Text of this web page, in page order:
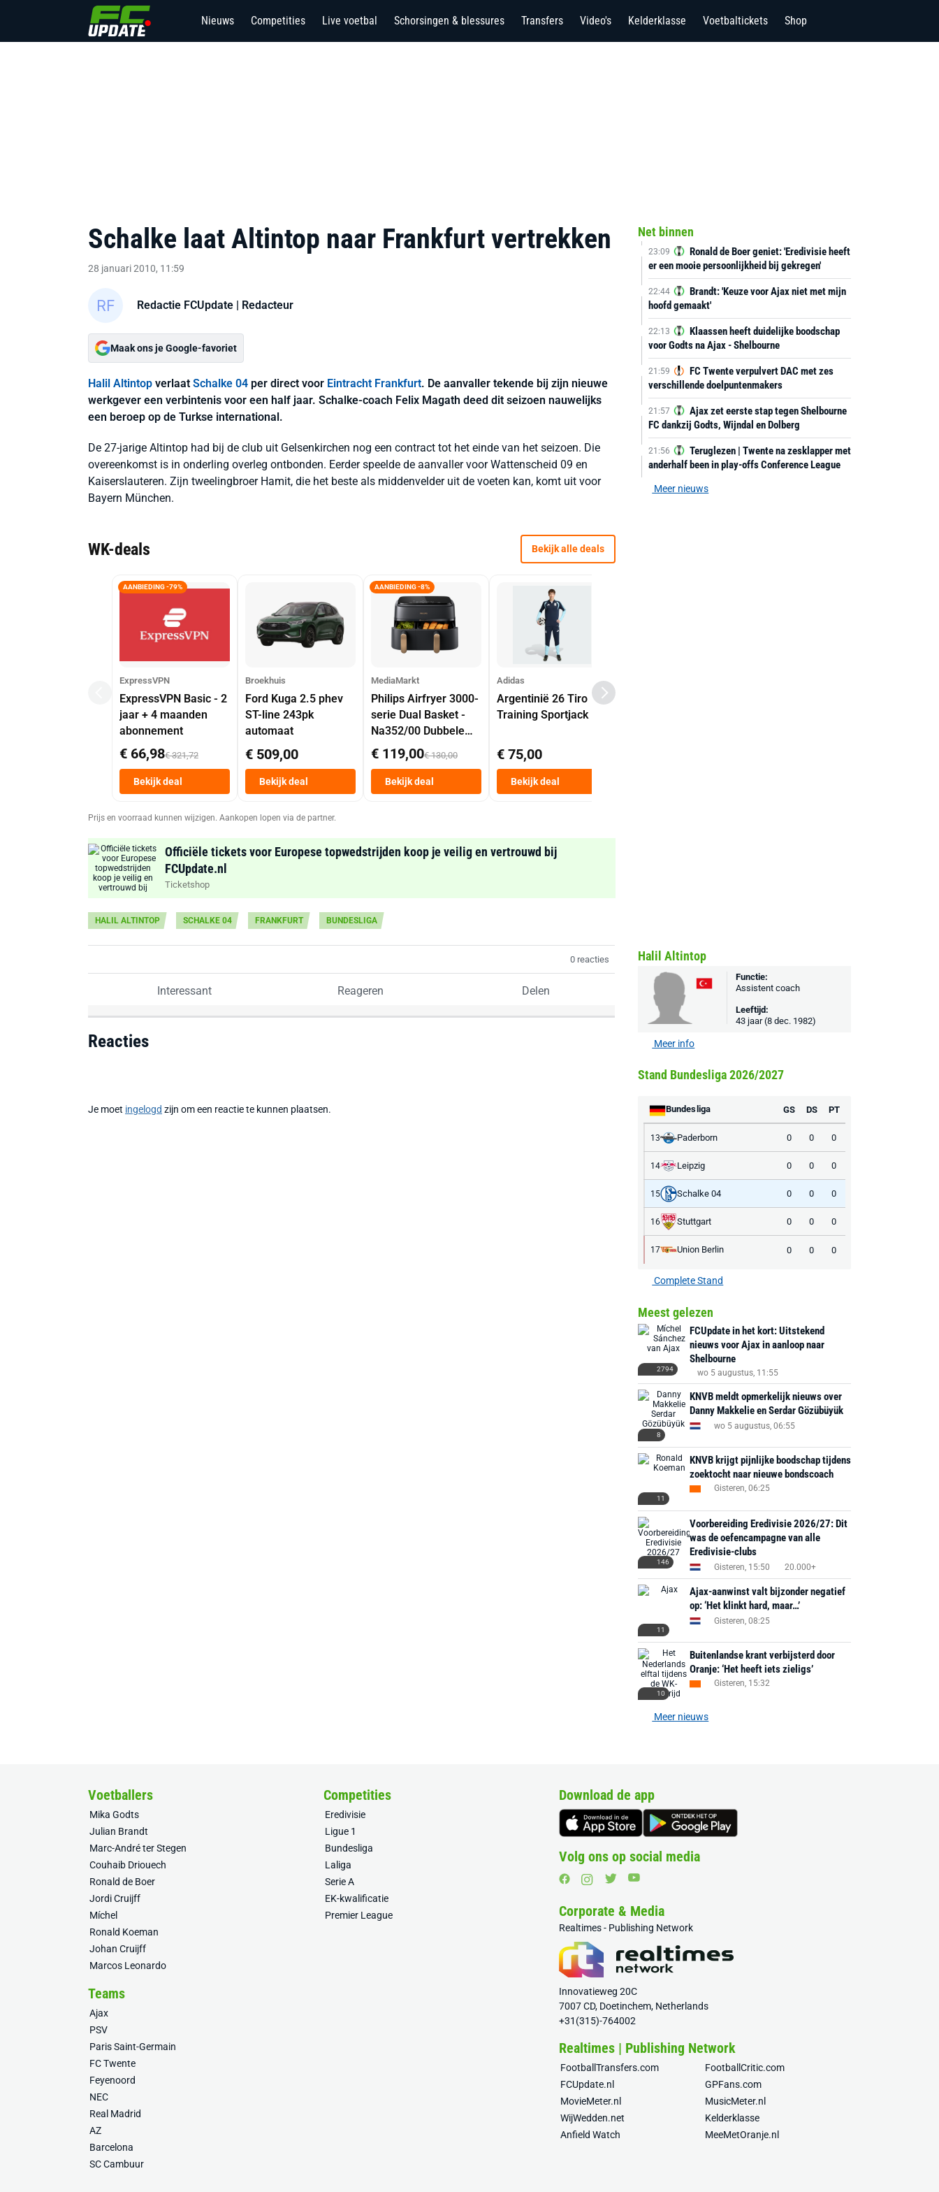
Nieuws Competities Live voetbal Schorsingen & blessures Transfers Video's Kelderklasse Voetbaltickets Shop
Schalke laat Altintop naar Frankfurt vertrekken
28 januari 2010, 11:59
Redactie FCUpdate | Redacteur
Maak ons je Google-favoriet
Halil Altintop verlaat Schalke 04 per direct voor Eintracht Frankfurt. De aanvaller tekende bij zijn nieuwe
werkgever een verbintenis voor een half jaar. Schalke-coach Felix Magath deed dit seizoen nauwelijks
een beroep op de Turkse international.
De 27-jarige Altintop had bij de club uit Gelsenkirchen nog een contract tot het einde van het seizoen. Die
overeenkomst is in onderling overleg ontbonden. Eerder speelde de aanvaller voor Wattenscheid 09 en
Kaiserslauteren. Zijn tweelingbroer Hamit, die het beste als middenvelder uit de voeten kan, komt uit voor
Bayern München.
WK-deals Bekijk alle deals
AANBIEDING -79%
ExpressVPN
ExpressVPN Basic - 2
jaar + 4 maanden
abonnement
€ 66,98€ 321,72
Bekijk deal
Broekhuis
Ford Kuga 2.5 phev
ST-line 243pk
automaat
€ 509,00
Bekijk deal
AANBIEDING -8%
MediaMarkt
Philips Airfryer 3000-
serie Dual Basket -
Na352/00 Dubbele
Mand 9 L Tot 6
Personen
Heteluchtfriteuse
Zwart
€ 119,00€ 130,00
Bekijk deal
Adidas
Argentinië 26 Tiro
Training Sportjack
€ 75,00
Bekijk deal
Prijs en voorraad kunnen wijzigen. Aankopen lopen via de partner.
Officiële tickets voor Europese topwedstrijden koop je veilig en vertrouwd bij
FCUpdate.nl
Ticketshop
HALIL ALTINTOP SCHALKE 04 FRANKFURT BUNDESLIGA
0 reacties
Interessant Reageren Delen
Reacties
Je moet ingelogd zijn om een reactie te kunnen plaatsen.
Net binnen
23:09
Ronald de Boer geniet: 'Eredivisie heeft
er een mooie persoonlijkheid bij gekregen'
22:44
Brandt: 'Keuze voor Ajax niet met mijn
hoofd gemaakt'
22:13
Klaassen heeft duidelijke boodschap
voor Godts na Ajax - Shelbourne
21:59
FC Twente verpulvert DAC met zes
verschillende doelpuntenmakers
21:57
Ajax zet eerste stap tegen Shelbourne
FC dankzij Godts, Wijndal en Dolberg
21:56
Teruglezen | Twente na zesklapper met
anderhalf been in play-offs Conference League
Meer nieuws
Halil Altintop
Functie:
Assistent coach
Leeftijd:
43 jaar (8 dec. 1982)
Meer info
Stand Bundesliga 2026/2027
Bundesliga GS DS PT
13 Paderborn 0 0 0
14 Leipzig 0 0 0
15 Schalke 04 0 0 0
16 Stuttgart 0 0 0
17 Union Berlin 0 0 0
Complete Stand
Meest gelezen
2794
FCUpdate in het kort: Uitstekend
nieuws voor Ajax in aanloop naar
Shelbourne
wo 5 augustus, 11:55
8
KNVB meldt opmerkelijk nieuws over
Danny Makkelie en Serdar Gözübüyük
wo 5 augustus, 06:55
11
KNVB krijgt pijnlijke boodschap tijdens
zoektocht naar nieuwe bondscoach
Gisteren, 06:25
146
Voorbereiding Eredivisie 2026/27: Dit
was de oefencampagne van alle
Eredivisie-clubs
Gisteren, 15:50 20.000+
11
Ajax-aanwinst valt bijzonder negatief
op: ‘Het klinkt hard, maar…’
Gisteren, 08:25
10
Buitenlandse krant verbijsterd door
Oranje: ‘Het heeft iets zieligs’
Gisteren, 15:32
Meer nieuws
Voetballers
Mika Godts
Julian Brandt
Marc-André ter Stegen
Couhaib Driouech
Ronald de Boer
Jordi Cruijff
Míchel
Ronald Koeman
Johan Cruijff
Marcos Leonardo
Competities
Eredivisie
Ligue 1
Bundesliga
Laliga
Serie A
EK-kwalificatie
Premier League
Teams
Ajax
PSV
Paris Saint-Germain
FC Twente
Feyenoord
NEC
Real Madrid
AZ
Barcelona
SC Cambuur
Download de app
Volg ons op social media
Corporate & Media
Realtimes - Publishing Network
Innovatieweg 20C
7007 CD, Doetinchem, Netherlands
+31(315)-764002
Realtimes | Publishing Network
FootballTransfers.com
FootballCritic.com
FCUpdate.nl
GPFans.com
MovieMeter.nl
MusicMeter.nl
WijWedden.net
Kelderklasse
Anfield Watch
MeeMetOranje.nl